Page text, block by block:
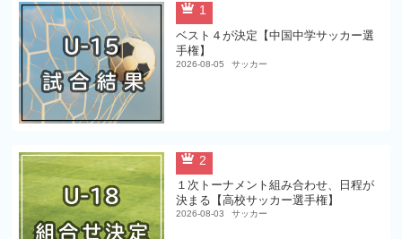
1
ベスト４が決定【中国中学サッカー選
手権】
2026-08-05 サッカー
2
１次トーナメント組み合わせ、日程が
決まる【高校サッカー選手権】
2026-08-03 サッカー